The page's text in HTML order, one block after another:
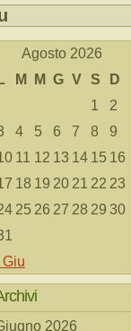
Agosto 2026
L
M M G V S
D
1
2
4 5 6 7 8
9
11 12 13 14 15 16
18 19 20 21 22 23
25 26 27 28 29 30
Giu
2026